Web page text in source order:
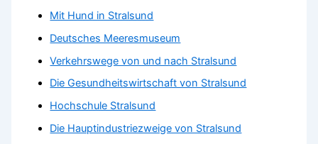
Mit Hund in Stralsund
Deutsches Meeresmuseum
Verkehrswege von und nach Stralsund
Die Gesundheitswirtschaft von Stralsund
Hochschule Stralsund
Die Hauptindustriezweige von Stralsund